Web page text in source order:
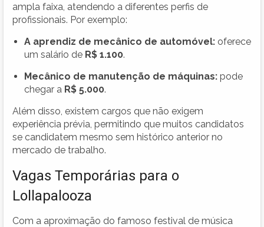
ampla faixa, atendendo a diferentes perfis de
profissionais. Por exemplo:
A aprendiz de mecânico de automóvel: oferece
um salário de R$ 1.100.
Mecânico de manutenção de máquinas: pode
chegar a R$ 5.000.
Além disso, existem cargos que não exigem
experiência prévia, permitindo que muitos candidatos
se candidatem mesmo sem histórico anterior no
mercado de trabalho.
Vagas Temporárias para o
Lollapalooza
Com a aproximação do famoso festival de música